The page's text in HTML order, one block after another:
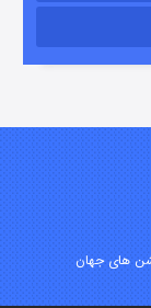
های جهان